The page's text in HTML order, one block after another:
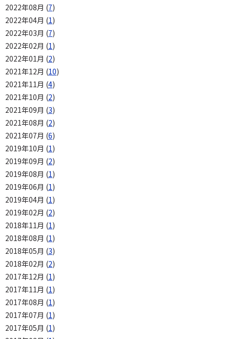
2022年08月 (7)
2022年04月 (1)
2022年03月 (7)
2022年02月 (1)
2022年01月 (2)
2021年12月 (10)
2021年11月 (4)
2021年10月 (2)
2021年09月 (3)
2021年08月 (2)
2021年07月 (6)
2019年10月 (1)
2019年09月 (2)
2019年08月 (1)
2019年06月 (1)
2019年04月 (1)
2019年02月 (2)
2018年11月 (1)
2018年08月 (1)
2018年05月 (3)
2018年02月 (2)
2017年12月 (1)
2017年11月 (1)
2017年08月 (1)
2017年07月 (1)
2017年05月 (1)